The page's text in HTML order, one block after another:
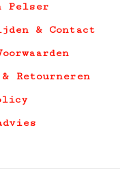
Pelser
& Contact
& Retourneren